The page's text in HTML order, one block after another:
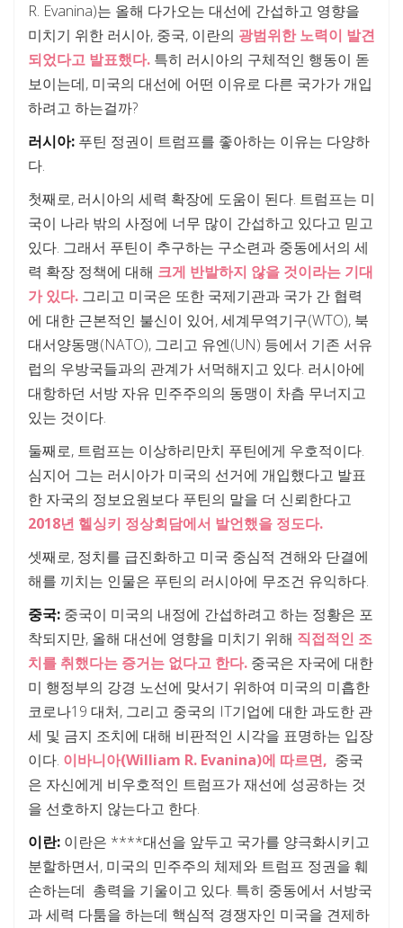
R. Evanina)는 올해 다가오는 대선에 간섭하고 영향을
미치기 위한 러시아, 중국, 이란의 광범위한 노력이 발견
되었다고 발표했다. 특히 러시아의 구체적인 행동이 돋
보이는데, 미국의 대선에 어떤 이유로 다른 국가가 개입
하려고 하는걸까?
러시아: 푸틴 정권이 트럼프를 좋아하는 이유는 다양하
다.
첫째로, 러시아의 세력 확장에 도움이 된다. 트럼프는 미
국이 나라 밖의 사정에 너무 많이 간섭하고 있다고 믿고
있다. 그래서 푸틴이 추구하는 구소련과 중동에서의 세
력 확장 정책에 대해 크게 반발하지 않을 것이라는 기대
가 있다. 그리고 미국은 또한 국제기관과 국가 간 협력
에 대한 근본적인 불신이 있어, 세계무역기구(WTO), 북
대서양동맹(NATO), 그리고 유엔(UN) 등에서 기존 서유
럽의 우방국들과의 관계가 서먹해지고 있다. 러시아에
대항하던 서방 자유 민주주의의 동맹이 차츰 무너지고
있는 것이다.
둘째로, 트럼프는 이상하리만치 푸틴에게 우호적이다.
심지어 그는 러시아가 미국의 선거에 개입했다고 발표
한 자국의 정보요원보다 푸틴의 말을 더 신뢰한다고
2018년 헬싱키 정상회담에서 발언했을 정도다.
셋째로, 정치를 급진화하고 미국 중심적 견해와 단결에
해를 끼치는 인물은 푸틴의 러시아에 무조건 유익하다.
중국: 중국이 미국의 내정에 간섭하려고 하는 정황은 포
착되지만, 올해 대선에 영향을 미치기 위해 직접적인 조
치를 취했다는 증거는 없다고 한다. 중국은 자국에 대한
미 행정부의 강경 노선에 맞서기 위하여 미국의 미흡한
코로나19 대처, 그리고 중국의 IT기업에 대한 과도한 관
세 및 금지 조치에 대해 비판적인 시각을 표명하는 입장
이다. 이바니아(William R. Evanina)에 따르면, 중국
은 자신에게 비우호적인 트럼프가 재선에 성공하는 것
을 선호하지 않는다고 한다.
이란: 이란은 ****대선을 앞두고 국가를 양극화시키고
분할하면서, 미국의 민주주의 체제와 트럼프 정권을 훼
손하는데 총력을 기울이고 있다. 특히 중동에서 서방국
과 세력 다툼을 하는데 핵심적 경쟁자인 미국을 견제하